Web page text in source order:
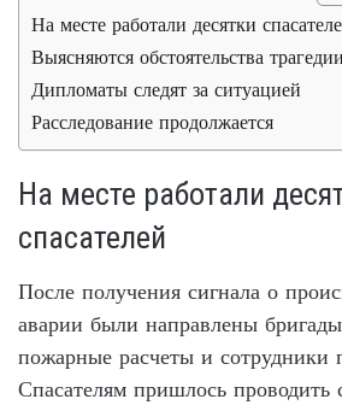
На месте работали десятки
Выясняются обстоятельства трагедии
Дипломаты следят за ситуацией
Расследование продолжается
На месте работали
спасателей
После получения сигнала о
аварии были направлены
пожарные расчеты и сотрудники
Спасателям пришлось